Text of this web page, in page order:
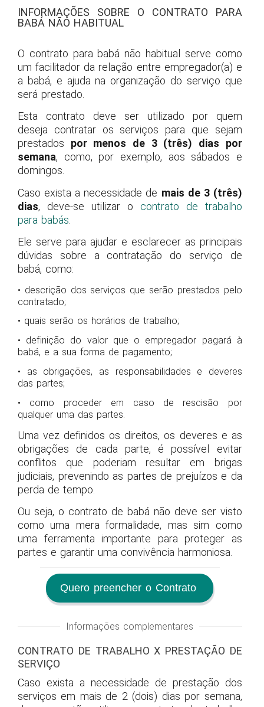
INFORMAÇÕES SOBRE O CONTRATO PARA
BABÁ NÃO HABITUAL
O contrato para babá não habitual serve como
um facilitador da relação entre empregador(a) e
a babá, e ajuda na organização do serviço que
será prestado.
Esta contrato deve ser utilizado por quem
deseja contratar os serviços para que sejam
prestados por menos de 3 (três) dias por
semana, como, por exemplo, aos sábados e
domingos.
Caso exista a necessidade de mais de 3 (três)
dias, deve-se utilizar o contrato de trabalho
para babás
Ele serve para ajudar e esclarecer as principais
dúvidas sobre a contratação do serviço de
babá, como:
• descrição dos serviços que serão prestados pelo
contratado;
• quais serão os horários de trabalho;
• definição do valor que o empregador pagará à
babá, e a sua forma de pagamento;
• as obrigações, as responsabilidades e deveres
das partes;
• como proceder em caso de rescisão por
qualquer uma das partes.
Uma vez definidos os direitos, os deveres e as
obrigações de cada parte, é possível evitar
conflitos que poderiam resultar em brigas
judiciais, prevenindo as partes de prejuízos e da
perda de tempo.
Ou seja, o contrato de babá não deve ser visto
como uma mera formalidade, mas sim como
uma ferramenta importante para proteger as
partes e garantir uma convivência harmoniosa.
Quero preencher o Contrato
Informações complementares
CONTRATO DE TRABALHO X PRESTAÇÃO DE
SERVIÇO
Caso exista a necessidade de prestação dos
serviços em mais de 2 (dois) dias por semana,